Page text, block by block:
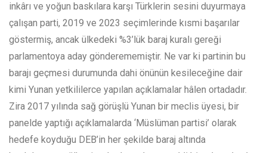
inkârı ve yoğun baskılara karşı Türklerin sesini duyurmaya
çalışan parti, 2019 ve 2023 seçimlerinde kısmi başarılar
göstermiş, ancak ülkedeki %3’lük baraj kuralı gereği
parlamentoya aday gönderememiştir. Ne var ki partinin bu
barajı geçmesi durumunda dahi önünün kesileceğine dair
kimi Yunan yetkililerce yapılan açıklamalar hâlen ortadadır.
Zira 2017 yılında sağ görüşlü Yunan bir meclis üyesi, bir
panelde yaptığı açıklamalarda ‘Müslüman partisi’ olarak
hedefe koyduğu DEB’in her şekilde baraj altında